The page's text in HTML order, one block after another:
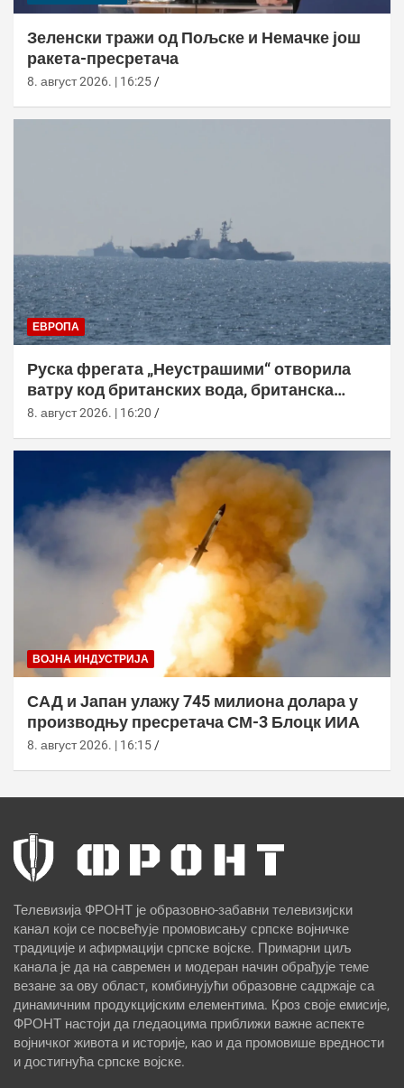
Зеленски тражи од Пољске и Немачке још
ракета-пресретача
8. август 2026. | 16:25
ЕВРОПА
Руска фрегата „Неустрашими“ отворила
ватру код британских вода, британска
морнарица појачала праћење
8. август 2026. | 16:20
ВОЈНА ИНДУСТРИЈА
САД и Јапан улажу 745 милиона долара у
производњу пресретача СМ-3 Блоцк ИИА
8. август 2026. | 16:15
Телевизија ФРОНТ је образовно-забавни телевизијски
канал који се посвећује промовисању српске војничке
традиције и афирмацији српске војске. Примарни циљ
канала је да на савремен и модеран начин обрађује теме
везане за ову област, комбинујући образовне садржаје са
динамичним продукцијским елементима. Кроз своје емисије,
ФРОНТ настоји да гледаоцима приближи важне аспекте
војничког живота и историје, као и да промовише вредности
и достигнућа српске војске.